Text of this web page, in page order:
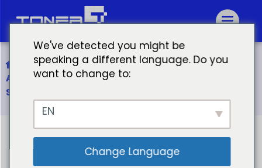
Início
A tinta da impressora tem prazo de validade?
Saiba mais sobre as datas dos cartuchos de tinta
We've detected you might be
speaking a different language. Do you
want to change to:
EN
Change Language